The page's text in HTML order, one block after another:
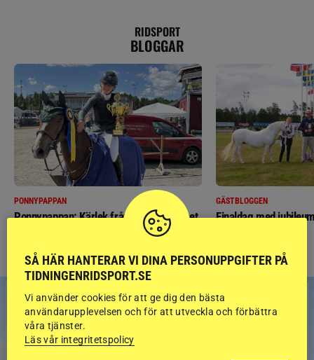
RIDSPORT
BLOGGAR
PONNYPAPPAN
Ponnypappan: Kärlek från första gnägget
GÄSTBLOGGEN
Finaldag med
SÅ HÄR HANTERAR VI DINA PERSONUPPGIFTER PÅ
TIDNINGENRIDSPORT.SE
Vi använder cookies för att ge dig den bästa
användarupplevelsen och för att utveckla och förbättra
våra tjänster.
Läs vår integritetspolicy